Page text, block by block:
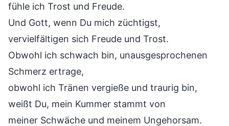
fühle ich Trost und Freude.
Und Gott, wenn Du mich züchtigst,
vervielfältigen sich Freude und Trost.
Obwohl ich schwach bin, unausgesprochenen
Schmerz ertrage,
obwohl ich Tränen vergieße und traurig bin,
weißt Du, mein Kummer stammt von
meiner Schwäche und meinem Ungehorsam.